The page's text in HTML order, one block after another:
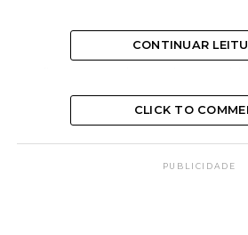
cooperando na Vida Maior em
CONTINUAR
CLICK TO
PUBLICIDADE